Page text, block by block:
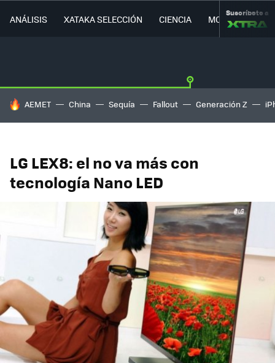
ANÁLISIS XATAKA SELECCIÓN CIENCIA MOVILIDAD
Suscríbete a
HOY SE HABLA DE
AEMET China Sequía Fallout Generación Z
LG LEX8: el no va más con
tecnología Nano LED